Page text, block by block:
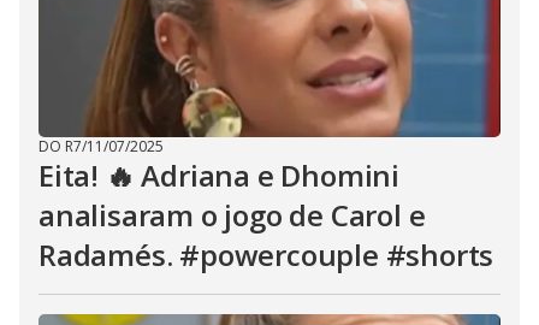
DO R7/11/07/2025
Eita! 🔥 Adriana e Dhomini
analisaram o jogo de Carol e
Radamés. #powercouple #shorts